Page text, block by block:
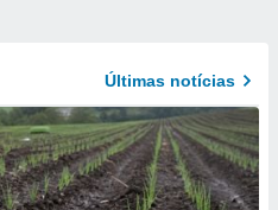
Últimas notícias